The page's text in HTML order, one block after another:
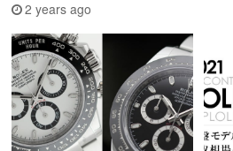
2 years ago